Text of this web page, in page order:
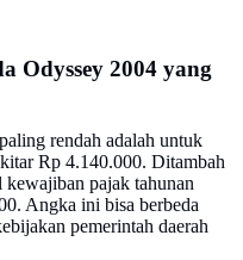
Odyssey 2004 yang
rendah adalah untuk
Rp 4.140.000. Ditambah
pajak tahunan
Angka ini bisa berbeda
pemerintah daerah